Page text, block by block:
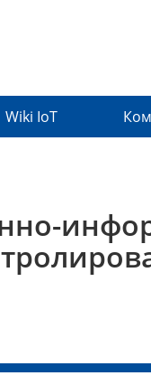
Wiki IoT